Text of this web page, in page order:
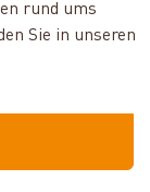
rund ums
Sie in unseren